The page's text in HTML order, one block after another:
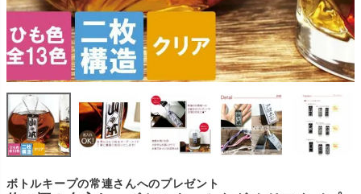
ボトルキープの常連さんへのプレゼント